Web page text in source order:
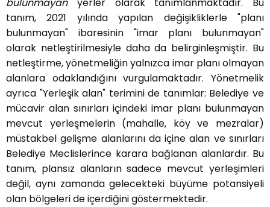
tanım, 2021 yılında yapılan değişikliklerle "planı
bulunmayan" ibaresinin "imar planı bulunmayan"
olarak netleştirilmesiyle daha da belirginleşmiştir. Bu
netleştirme, yönetmeliğin yalnızca imar planı olmayan
alanlara odaklandığını vurgulamaktadır. Yönetmelik
ayrıca "Yerleşik alan" terimini de tanımlar: Belediye ve
mücavir alan sınırları içindeki imar planı bulunmayan
mevcut yerleşmelerin (mahalle, köy ve mezralar)
müstakbel gelişme alanlarını da içine alan ve sınırları
Belediye Meclislerince karara bağlanan alanlardır. Bu
tanım, plansız alanların sadece mevcut yerleşimleri
değil, aynı zamanda gelecekteki büyüme potansiyeli
olan bölgeleri de içerdiğini göstermektedir.